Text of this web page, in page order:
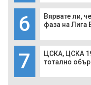
6
Вярвате ли,
фаза на Лига
7
ЦСКА, ЦСКА
тотално